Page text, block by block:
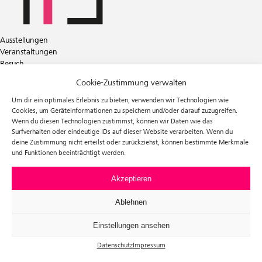
Cookie-Zustimmung verwalten
Um dir ein optimales Erlebnis zu bieten, verwenden wir Technologien wie
Cookies, um Geräteinformationen zu speichern und/oder darauf zuzugreifen.
Wenn du diesen Technologien zustimmst, können wir Daten wie das
Surfverhalten oder eindeutige IDs auf dieser Website verarbeiten. Wenn du
deine Zustimmung nicht erteilst oder zurückziehst, können bestimmte Merkmale
und Funktionen beeinträchtigt werden.
Akzeptieren
Ablehnen
Einstellungen ansehen
DatenschutzImpressum
Ausstellungen
Veranstaltungen
Besuch
Förderverein
Newsletter
Instagram
Facebook
f³ – freiraum für fotografie
Prinzessinnenstraße 30
Telefon: +49 30 63961119